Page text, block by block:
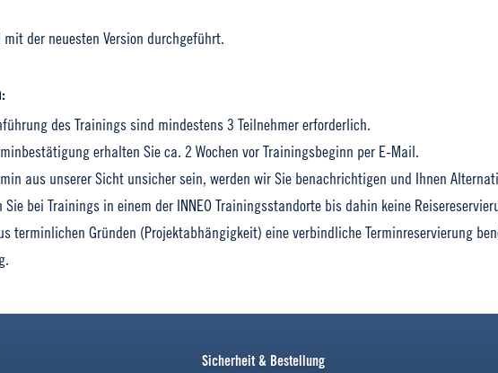
mit der neuesten Version durchgeführt.
des Trainings sind mindestens 3 Teilnehmer erforderlich.
erhalten Sie ca. 2 Wochen vor Trainingsbeginn per E-Mail.
aus unserer Sicht unsicher sein, werden wir Sie benachrichtigen und Ihnen
Sie bei Trainings in einem der INNEO Trainingsstandorte bis dahin keine
terminlichen Gründen (Projektabhängigkeit) eine verbindliche Terminreservierung
Sicherheit & Bestellung